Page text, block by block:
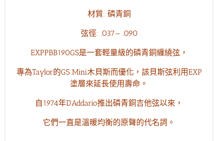
材質: 磷青銅
弦徑: .037— .090
EXPPBB190GS是一套輕量級的磷青銅纏繞弦，
專為Taylor的GS Mini木貝斯而優化，該貝斯弦利用EXP
塗層來延長使用壽命。
自1974年D’Addario推出磷青銅吉他弦以來，
它們一直是溫暖均衡的原聲的代名詞。